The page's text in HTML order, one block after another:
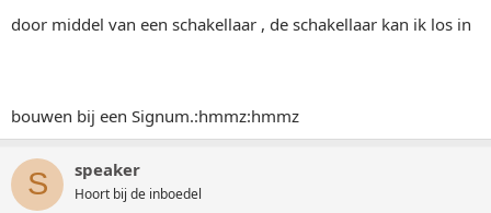
door middel van een schakellaar , de schakellaar kan ik los in
bouwen bij een Signum.:hmmz:hmmz
S speaker
Hoort bij de inboedel